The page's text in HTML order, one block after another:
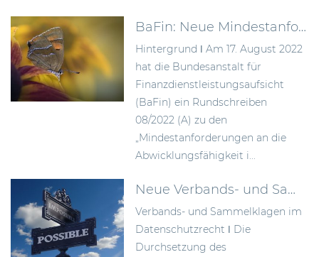
BaFin: Neue Mindestanforderungen zur Verbesserung der Abwicklungsfähigkeit von Instituten
Hintergrund ǀ Am 17. August 2022
hat die Bundesanstalt für
Finanzdienstleistungsaufsicht
(BaFin) ein Rundschreiben
08/2022 (A) zu den
„Mindestanforderungen an die
Abwicklungsfähigkeit i...
Neue Verbands- und Sammelklagen im Datenschutzrecht
Verbands- und Sammelklagen im
Datenschutzrecht ǀ Die
Durchsetzung des